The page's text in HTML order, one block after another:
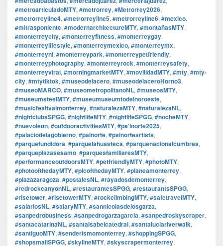
#metroarticuladoMTY, #metrorrey, #Metrorrey2026,
#metrorreyline4, #metrorreyline5, #metrorreyline6, #mexico,
#mitrasponiente, #modernarchitectureMTY, #montañasMTY,
#monterreycity, #monterreyfitness, #monterreygay,
#monterreylifestyle, #monterreymexico, #monterreymx,
#monterreynl, #monterreypark, #monterreypetfriendly,
#monterreyphotography, #monterreyrock, #monterreysafety,
#monterreyviral, #morningmarketMTY, #movilidadMTY, #mty, #mty-
city, #mtytiktok, #museodelacero, #museodelaceroHorno3,
#museoMARCO, #museometropolitanoNL, #museosMTY,
#museumsteelMTY, #museumuseumtodelnoroeste,
#musicfestivalmonterrey, #naturalezaMTY, #naturalezaNL,
#nightclubsSPGG, #nightlifeMTY, #nightlifeSPGG, #nocheMTY,
#nuevoleon, #outdooractivitiesMTY, #pa’lnorte2025,
#palaciodelagobierno, #palnorte, #palnorteartists,
#parquefundidora, #parquelahuasteca, #parquenacionalcumbres,
#parqueplazasesamo, #parquesfamiliaresMTY,
#performanceoutdoorsMTY, #petfriendlyMTY, #photoMTY,
#photoofthedayMTY, #picofthedayMTY, #planeamonterrey,
#plazazaragoza, #postalesNL, #rayadosdemonterrey,
#redrockcanyonNL, #restaurantesSPGG, #restaurantsSPGG,
#risetower, #risetowerMTY, #rockclimbingMTY, #safetravelMTY,
#salariosNL, #salaryMTY, #sannicolasdelosgarza,
#sanpedrobusiness, #sanpedrogarzagarcia, #sanpedroskyscraper,
#santacatarinaNL, #santaisabelcatedral, #santaluciariverwalk,
#santiguoMTY, #senderismomonterrey, #shoppingSPGG,
#shopsmallSPGG, #skylineMTY, #skyscrapermonterrey,